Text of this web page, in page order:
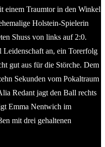
einem Traumtor in den Winkel
Holstein-Spielerin
Shuss von links auf 2:0.
an, ein Torerfolg
gut aus für die Störche. Dem
Sekunden vom Pokaltraum
Redant jagt den Ball rechts
Emma Nentwich im
mit drei gehaltenen